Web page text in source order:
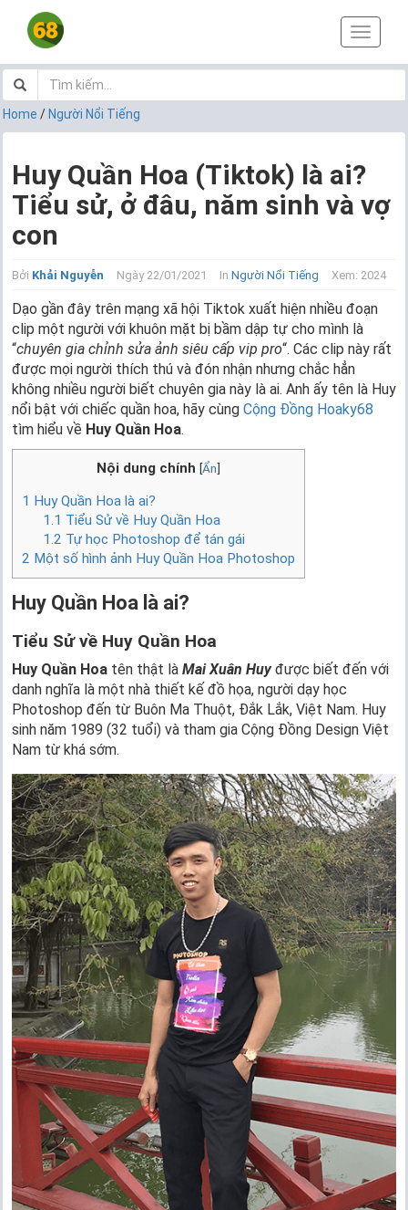
T
o
g
v
i
g
i
n
Home / Người Nổi Tiếng
Huy Quần Hoa (Tiktok) là ai?
Tiểu sử, ở đâu, năm sinh và vợ
con
Bởi Khải Nguyễn Ngày 22/01/2021 In Người Nổi Tiếng Xem: 2024
Dạo gần đây trên mạng xã hội Tiktok xuất hiện nhiều đoạn
clip một người với khuôn mặt bị bầm dập tự cho mình là
“chuyên gia chỉnh sửa ảnh siêu cấp vip pro“. Các clip này rất
được mọi người thích thú và đón nhận nhưng chắc hẳn
không nhiều người biết chuyên gia này là ai. Anh ấy tên là Huy
nổi bật với chiếc quần hoa, hãy cùng Cộng Đồng Hoaky68
tìm hiểu về Huy Quần Hoa.
Nội dung chính [Ẩn]
1 Huy Quần Hoa là ai?
1.1 Tiểu Sử về Huy Quần Hoa
1.2 Tự học Photoshop để tán gái
2 Một số hình ảnh Huy Quần Hoa Photoshop
Huy Quần Hoa là ai?
Tiểu Sử về Huy Quần Hoa
Huy Quần Hoa tên thật là Mai Xuân Huyđược biết đến với
danh nghĩa là một nhà thiết kế đồ họa, người dạy học
Photoshop đến từ Buôn Ma Thuột, Đắk Lắk, Việt Nam. Huy
sinh năm 1989 (32 tuổi) và tham gia Cộng Đồng Design Việt
Nam từ khá sớm.